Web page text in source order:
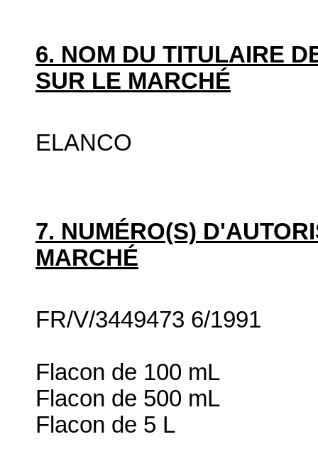
6. NOM DU TITULAIRE
SUR LE MARCHÉ
ELANCO
7. NUMÉRO(S)
MARCHÉ
FR/V/3449473 6/1991
Flacon de 100 mL
Flacon de 500 mL
Flacon de 5 L